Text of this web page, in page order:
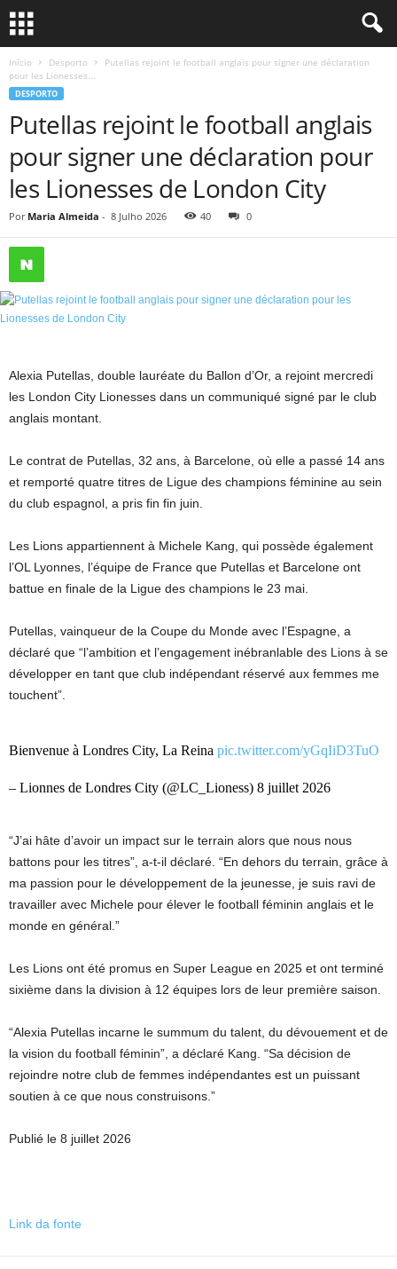
Início Desporto
Putellas rejoint le football anglais pour signer une déclaration
pour les Lionesses...
DESPORTO
Putellas rejoint le football anglais
pour signer une déclaration pour
les Lionesses de London City
Por Maria Almeida - 8 Julho 2026 40 0
Alexia Putellas, double lauréate du Ballon d’Or, a rejoint mercredi
les London City Lionesses dans un communiqué signé par le club
anglais montant.
Le contrat de Putellas, 32 ans, à Barcelone, où elle a passé 14 ans
et remporté quatre titres de Ligue des champions féminine au sein
du club espagnol, a pris fin fin juin.
Les Lions appartiennent à Michele Kang, qui possède également
l’OL Lyonnes, l’équipe de France que Putellas et Barcelone ont
battue en finale de la Ligue des champions le 23 mai.
Putellas, vainqueur de la Coupe du Monde avec l’Espagne, a
déclaré que “l’ambition et l’engagement inébranlable des Lions à se
développer en tant que club indépendant réservé aux femmes me
touchent”.
Bienvenue à Londres City, La Reina pic.twitter.com/yGqIiD3TuO
– Lionnes de Londres City (@LC_Lioness) 8 juillet 2026
“J’ai hâte d’avoir un impact sur le terrain alors que nous nous
battons pour les titres”, a-t-il déclaré. “En dehors du terrain, grâce à
ma passion pour le développement de la jeunesse, je suis ravi de
travailler avec Michele pour élever le football féminin anglais et le
monde en général.”
Les Lions ont été promus en Super League en 2025 et ont terminé
sixième dans la division à 12 équipes lors de leur première saison.
“Alexia Putellas incarne le summum du talent, du dévouement et de
la vision du football féminin”, a déclaré Kang. “Sa décision de
rejoindre notre club de femmes indépendantes est un puissant
soutien à ce que nous construisons.”
Publié le 8 juillet 2026
Link da fonte